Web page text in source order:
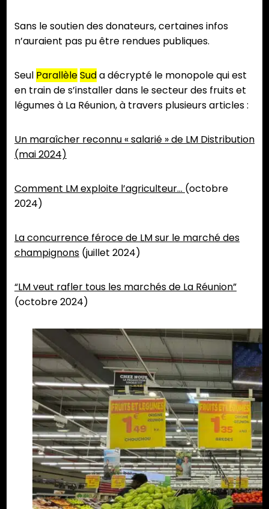
Sans le soutien des donateurs, certaines infos
n’auraient pas pu être rendues publiques.
Seul ParallèleSuda décrypté le monopole qui est
en train de s’installer dans le secteur des fruits et
légumes à La Réunion, à travers plusieurs articles :
Un maraîcher reconnu « salarié » de LM Distribution
(mai 2024)
Comment LM exploite l’agriculteur… (octobre
2024)
La concurrence féroce de LM sur le marché des
champignons (juillet 2024)
“LM veut rafler tous les marchés de La Réunion”
(octobre 2024)